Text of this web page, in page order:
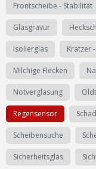
Frontscheibe - Stabilität
Glasgravur
Isolierglas Kratzer
Milchige Flecken
Notverglasung
Regensensor
Scheibensuche
Sicherheitsglas